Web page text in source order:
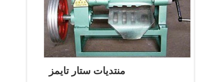
منتديات ستار تايمز